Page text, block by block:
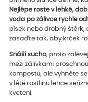
Nejlépe roste v lehké,
voda po zálivce rychle
písek nebo drobný štěrk,
zasaďte tak, aby krček
Snáší sucho, proto
mezi zálivkami
kompostu, ale vyhněte
v létě rostlinu lehce
kvetení.